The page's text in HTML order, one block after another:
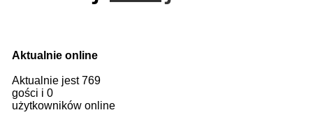
Aktualnie online
Aktualnie jest 769
gości i 0
użytkowników online